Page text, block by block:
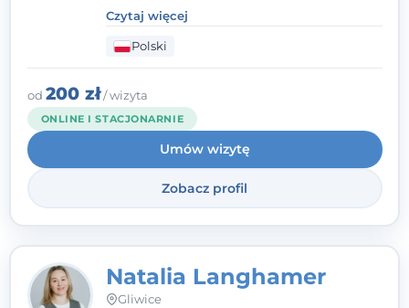
- wierzę, że empatia, autentyczność i pełne
zaangażowanie tworzą bezpieczną
przestrzeń, będącą podstawą pracy nad
zmianą. W praktyce korzystam m.in. z
narzędzi Racjonalnej Terapii Zachowania.
Czytaj więcej
Polski
od 200 zł/ wizyta
ONLINE I STACJONARNIE
Umów wizytę
Zobacz profil
Natalia Langhamer
Gliwice